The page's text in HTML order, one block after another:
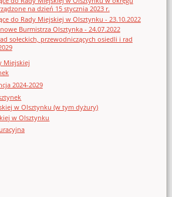
na dzień 15 stycznia 2023 r.
do Rady Miejskiej w Olsztynku - 23.10.2022
Burmistrza Olsztynka - 24.07.2022
sołeckich, przewodniczących osiedli i rad
Miejskiej
2024-2029
w Olsztynku (w tym dyżury)
w Olsztynku